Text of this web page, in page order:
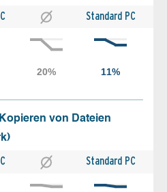
Standard PC
von Dateien
Standard PC